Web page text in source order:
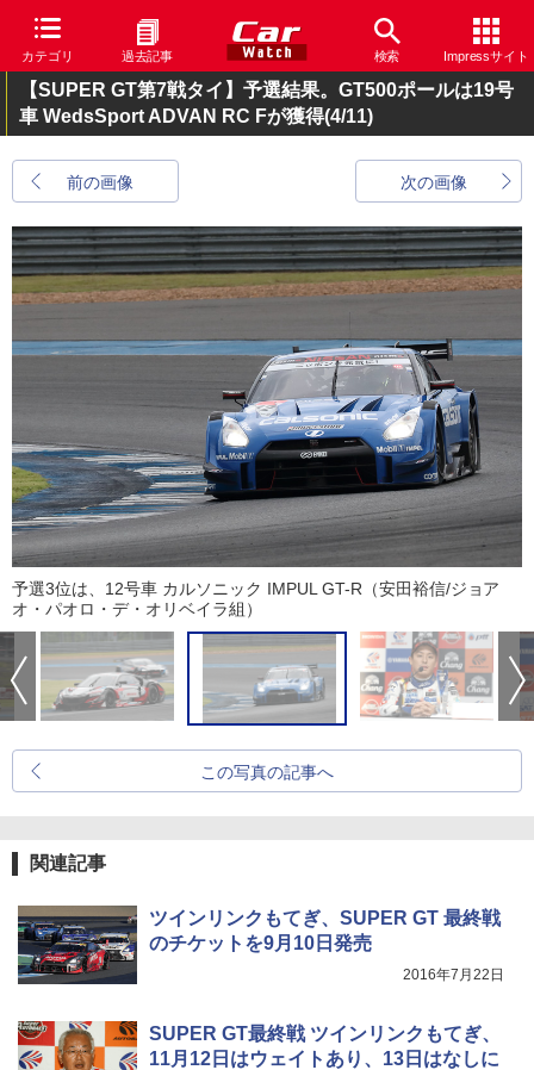
カテゴリ 過去記事 検索 Impressサイト
【SUPER GT第7戦タイ】予選結果。GT500ポールは19号
車 WedsSport ADVAN RC Fが獲得(4/11)
前の画像 次の画像
予選3位は、12号車 カルソニック IMPUL GT-R（安田裕信/ジョア
オ・パオロ・デ・オリベイラ組）
この写真の記事へ
関連記事
ツインリンクもてぎ、SUPER GT 最終戦
のチケットを9月10日発売
2016年7月22日
SUPER GT最終戦 ツインリンクもてぎ、
11月12日はウェイトあり、13日はなしに